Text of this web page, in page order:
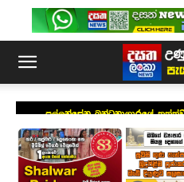
පල්ලන්සේන බන්ධනාගාරයේ